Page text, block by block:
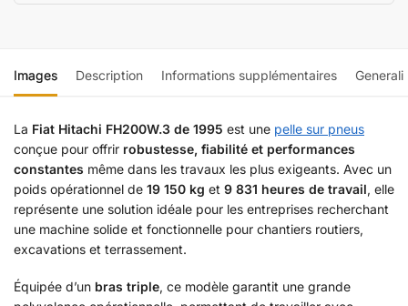
Images Description Informations supplémentaires Generali
La Fiat Hitachi FH200W.3 de 1995 est une pelle sur pneus
conçue pour offrir robustesse, fiabilité et performances
constantes même dans les travaux les plus exigeants. Avec un
poids opérationnel de 19 150 kg et 9 831 heures de travail, elle
représente une solution idéale pour les entreprises recherchant
une machine solide et fonctionnelle pour chantiers routiers,
excavations et terrassement.
Équipée d’un bras triple, ce modèle garantit une grande